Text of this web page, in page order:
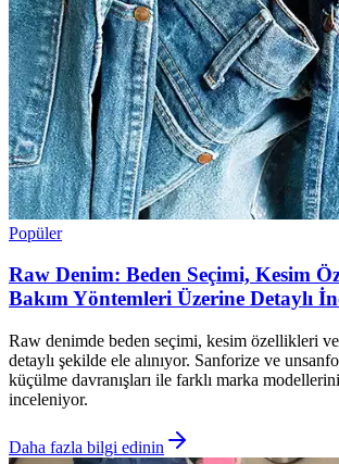
Popüler
Raw Denim: Beden Seçimi, Kesim
Bakım Yöntemleri Üzerine Detaylı
Raw denimde beden seçimi, kesim özellikleri
detaylı şekilde ele alınıyor. Sanforize ve
küçülme davranışları ile farklı marka
inceleniyor.
Daha fazla bilgi edinin